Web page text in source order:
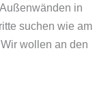
in
suchen wie am
wollen an den